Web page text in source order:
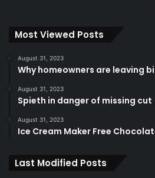
Most Viewed Posts
August 31, 2023
Why homeowners are leaving
August 31, 2023
Spieth in danger of missing cut
August 31, 2023
Ice Cream Maker Free
Last Modified Posts